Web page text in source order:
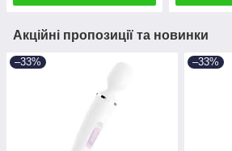
Акційні пропозиції та новинки
–33% –33%